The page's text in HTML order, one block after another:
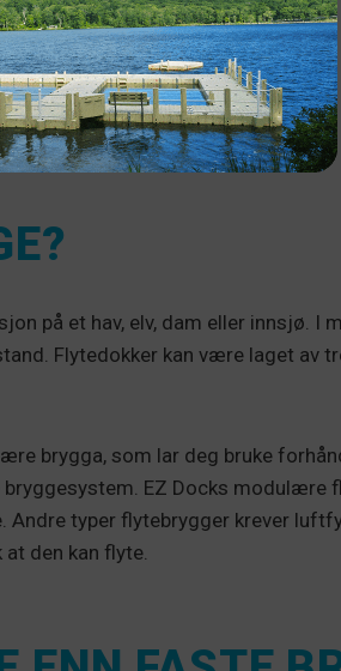
på et hav, elv, dam eller innsjø. I
Flytedokker kan være laget av
brygga, som lar deg bruke
EZ Docks modulære
Andre typer flytebrygger krever
den kan flyte.